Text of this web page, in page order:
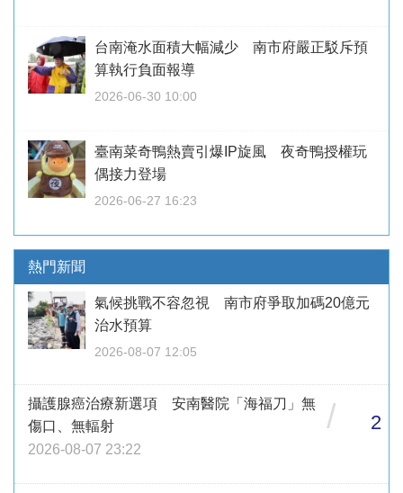
台南淹水面積大幅減少 南市府嚴正駁斥預
算執行負面報導
2026-06-30 10:00
臺南菜奇鴨熱賣引爆IP旋風 夜奇鴨授權玩
偶接力登場
2026-06-27 16:23
熱門新聞
氣候挑戰不容忽視 南市府爭取加碼20億元
治水預算
2026-08-07 12:05
攝護腺癌治療新選項 安南醫院「海福刀」無
傷口、無輻射
2026-08-07 23:22
/ 2